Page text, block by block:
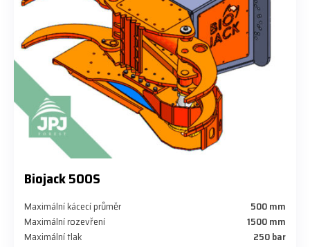
Biojack 500S
Maximální kácecí průměr
500 mm
Maximální rozevření
1500 mm
Maximální tlak
250 bar